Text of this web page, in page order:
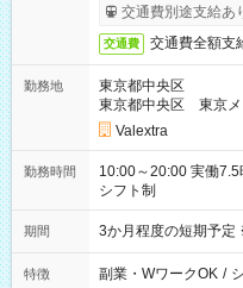
交通費別途支給あ
交通費 交通費全額支
勤務地
東京都中央区
東京都中央区 東京メ
Valextra
勤務時間
10:00～20:00 実働7.5時間／休憩1.5時間 営業時間に合わせた
シフト制
期間 3か月程度の短期予定
特徴 副業・WワークOK /